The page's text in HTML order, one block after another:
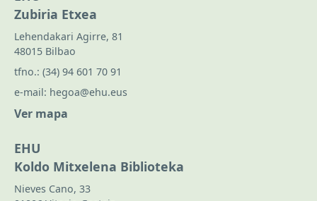
Zubiria Etxea
Lehendakari Agirre, 81
48015 Bilbao
tfno.: (34) 94 601 70 91
e-mail: hegoa@ehu.eus
Ver mapa
EHU
Koldo Mitxelena Biblioteka
Nieves Cano, 33